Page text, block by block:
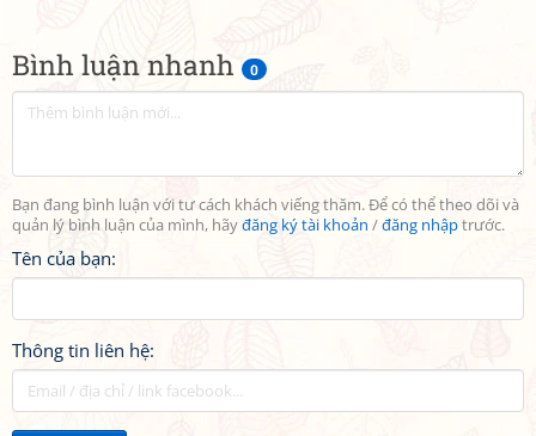
Bình luận nhanh 0
Bạn đang bình luận với tư cách khách viếng thăm. Để có thể theo dõi và
quản lý bình luận của mình, hãyđăng ký tài khoản /đăng nhậptrước.
Tên của bạn:
Thông tin liên hệ: